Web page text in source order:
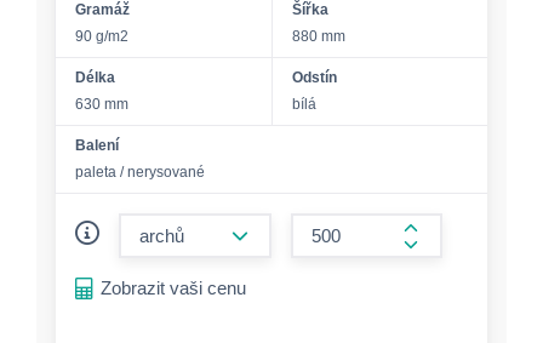
Gramáž
90 g/m2
Šířka
880 mm
Délka
630 mm
Odstín
bílá
Balení
paleta / nerysované
form.increase-
Zobrazit vaši cenu